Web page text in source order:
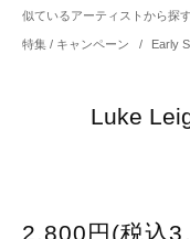
似ているアーティストから探す
特集 / キャンペーン / Early
Luke
2,800円(税込